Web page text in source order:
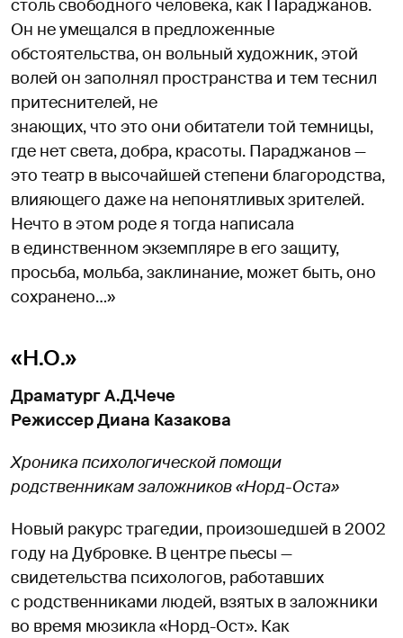
столь свободного человека, как Параджанов.
Он не умещался в предложенные
обстоятельства, он вольный художник, этой
волей он заполнял пространства и тем теснил
притеснителей, не
знающих, что это они обитатели той темницы,
где нет света, добра, красоты. Параджанов —
это театр в высочайшей степени благородства,
влияющего даже на непонятливых зрителей.
Нечто в этом роде я тогда написала
в единственном экземпляре в его защиту,
просьба, мольба, заклинание, может быть, оно
сохранено…»
«Н.О.»
Драматург А.Д.Чече
Режиссер Диана Казакова
Хроника психологической помощи
родственникам заложников «Норд-Оста»
Новый ракурс трагедии, произошедшей в 2002
году на Дубровке. В центре пьесы —
свидетельства психологов, работавших
с родственниками людей, взятых в заложники
во время мюзикла «Норд-Ост». Как